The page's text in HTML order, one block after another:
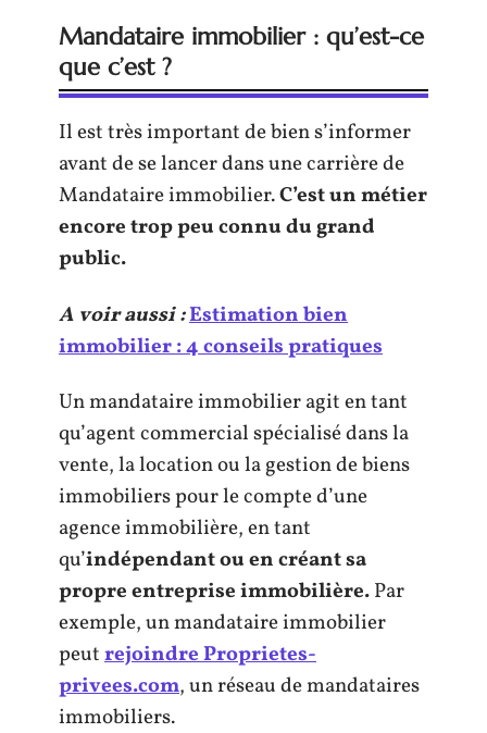
Mandataire immobilier : qu’est-ce
que c’est ?
Il est très important de bien s’informer
avant de se lancer dans une carrière de
Mandataire immobilier.C’est un métier
encore trop peu connu du grand
public.
A voir aussi :Estimation bien
immobilier : 4 conseils pratiques
Un mandataire immobilier agit en tant
qu’agent commercial spécialisé dans la
vente, la location ou la gestion de biens
immobiliers pour le compte d’une
agence immobilière, en tant
qu’indépendant ou en créant sa
propre entreprise immobilière.Par
exemple, un mandataire immobilier
peutrejoindre Proprietes-
privees.com, un réseau de mandataires
immobiliers.